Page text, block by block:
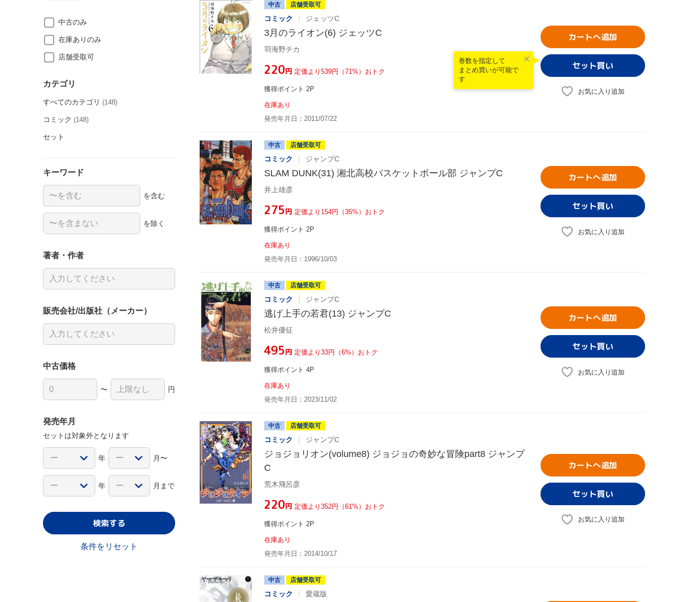
中古 店舗受取可
コミック ジェッツC
3月のライオン(6) ジェッツC
羽海野チカ
¥220円 定価より539円（71%）おトク
獲得ポイント 2P
在庫あり
発売年月日：2011/07/22
カートへ追加
巻数を指定して
まとめ買いが可能で
す
お気に入り追加
中古 店舗受取可
コミック ジャンプC
SLAM DUNK(31) 湘北高校バスケットボール部 ジャンプC
井上雄彦
¥275円 定価より154円（35%）おトク
獲得ポイント 2P
在庫あり
発売年月日：1996/10/03
カートへ追加
お気に入り追加
中古 店舗受取可
コミック ジャンプC
逃げ上手の若君(13) ジャンプC
松井優征
¥495円 定価より33円（6%）おトク
獲得ポイント 4P
在庫あり
発売年月日：2023/11/02
カートへ追加
お気に入り追加
中古 店舗受取可
コミック ジャンプC
ジョジョリオン(volume8) ジョジョの奇妙な冒険part8 ジャンプ
C
荒木飛呂彦
¥220円 定価より352円（61%）おトク
獲得ポイント 2P
在庫あり
発売年月日：2014/10/17
カートへ追加
お気に入り追加
中古 店舗受取可
コミック 愛蔵版
中古のみ
在庫ありのみ
店舗受取可
カテゴリ
すべてのカテゴリ (148)
コミック (148)
セット
キーワード
を含む
を除く
著者・作者
販売会社/出版社（メーカー）
中古価格
〜 円
発売年月
セットは対象外となります
年 月〜
年 月まで
検索する
条件をリセット